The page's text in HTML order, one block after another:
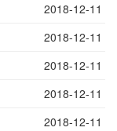
2018-12-11
2018-12-11
2018-12-11
2018-12-11
2018-12-11